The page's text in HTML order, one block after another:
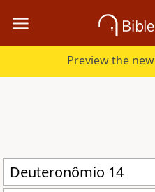
Preview the new